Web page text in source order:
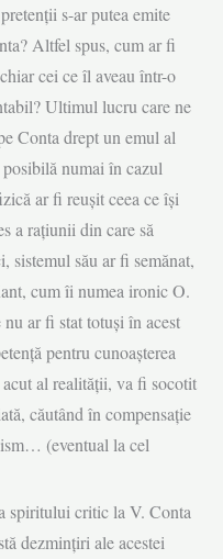
s-ar putea emite
Altfel spus, cum ar fi
cei ce îl aveau într-o
Ultimul lucru care ne
Conta drept un emul al
numai în cazul
ar fi reușit ceea ce își
a rațiunii din care să
sistemul său ar fi semănat,
cum îi numea ironic O.
ar fi stat totuși în acest
pentru cunoașterea
al realității, va fi socotit
căutând în compensație
(eventual la cel
spiritului critic la V. Conta
dezmințiri ale acestei